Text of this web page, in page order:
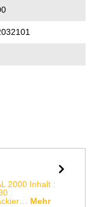
2000 Inhalt :
Mehr